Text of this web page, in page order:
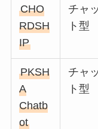
CHO
RDSH
IP
チャッ
ト型
PKSH
A
Chatb
ot
チャッ
ト型